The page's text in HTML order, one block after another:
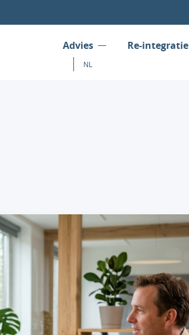
Advies Re-integratie
NL